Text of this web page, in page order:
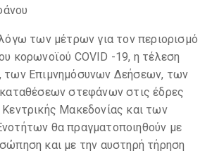
των μέτρων για τον περιορισμό
κορωνοϊού COVID -19, η τέλεση
των Επιμνημόσυνων Δεήσεων, των
στεφάνων στις έδρες
Μακεδονίας και των
θα πραγματοποιηθούν με
και με την αυστηρή τήρηση